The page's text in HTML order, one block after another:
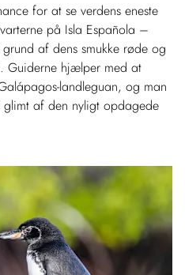
for at se verdens eneste
på Isla Española –
af dens smukke røde og
Guiderne hjælper med at
landleguan, og man
af den nyligt opdagede